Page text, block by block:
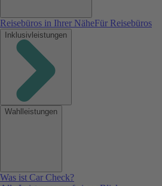
Reisebüros in Ihrer NäheFür Reisebüros
Inklusivleistungen
Wahlleistungen
Was ist Car Check?